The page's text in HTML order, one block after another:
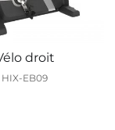
droit
HIX-EB09